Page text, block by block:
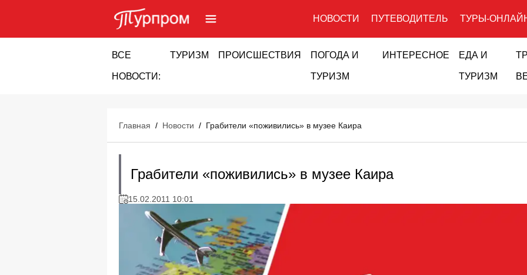
НОВОСТИ ПУТЕВОДИТЕЛЬ ТУРЫ-
ВСЕ
НОВОСТИ:
ТУРИЗМ ПРОИСШЕСТВИЯ ПОГОДА И
ТУРИЗМ
ИНТЕРЕСНОЕ ЕДА И
ТУРИЗМ
Главная / Новости / Грабители «поживились» в музее Каира
Грабители «поживились» в музее Каира
15.02.2011 10:01